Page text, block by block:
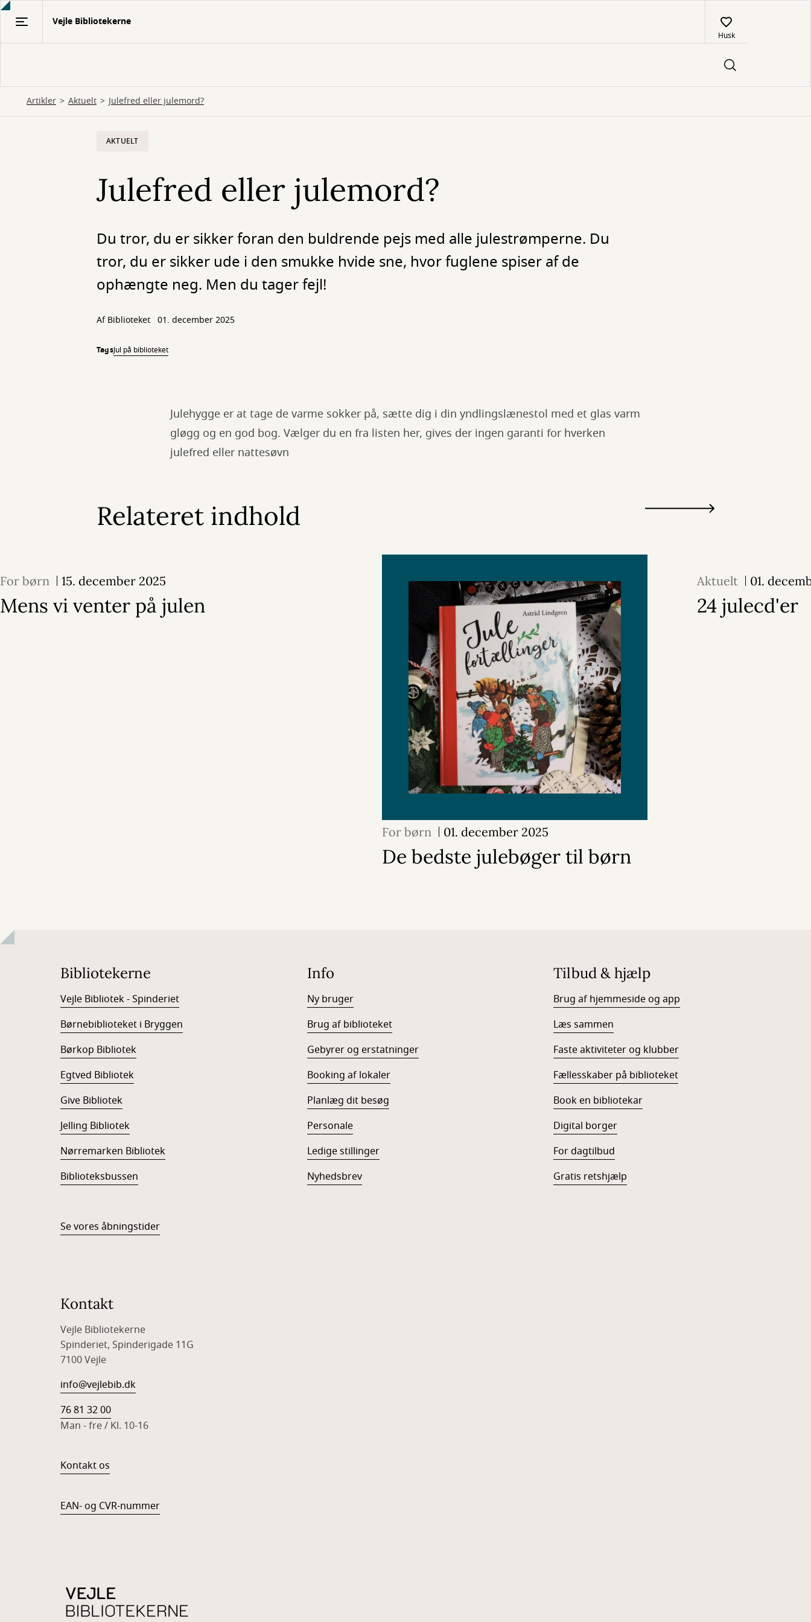
Gå
Vejle Bibliotekerne
Husk
Artikler Aktuelt Julefred eller julemord?
AKTUELT
Julefred eller julemord?
Du tror, du er sikker foran den buldrende pejs med alle julestrømperne. Du
tror, du er sikker ude i den smukke hvide sne, hvor fuglene spiser af de
ophængte neg. Men du tager fejl!
Af Biblioteket 01. december 2025
TagsJul på biblioteket
Julehygge er at tage de varme sokker på, sætte dig i din yndlingslænestol med et glas varm
gløgg og en god bog. Vælger du en fra listen her, gives der ingen garanti for hverken
julefred eller nattesøvn
Relateret indhold
For børn 15. december 2025
Mens vi venter på julen
For børn 01. december 2025
De bedste julebøger til børn
Aktuelt 01.
24 julecd'er
Bibliotekerne
Vejle Bibliotek - Spinderiet
Børnebiblioteket i Bryggen
Børkop Bibliotek
Egtved Bibliotek
Give Bibliotek
Jelling Bibliotek
Nørremarken Bibliotek
Biblioteksbussen
Se vores åbningstider
Info
Ny bruger
Brug af biblioteket
Gebyrer og erstatninger
Booking af lokaler
Planlæg dit besøg
Personale
Ledige stillinger
Nyhedsbrev
Tilbud & hjælp
Brug af hjemmeside og app
Læs sammen
Faste aktiviteter og klubber
Fællesskaber på biblioteket
Book en bibliotekar
Digital borger
For dagtilbud
Gratis retshjælp
Kontakt
Vejle Bibliotekerne
Spinderiet, Spinderigade 11G
7100 Vejle
info@vejlebib.dk
76 81 32 00
Man - fre / Kl. 10-16
Kontakt os
EAN- og CVR-nummer